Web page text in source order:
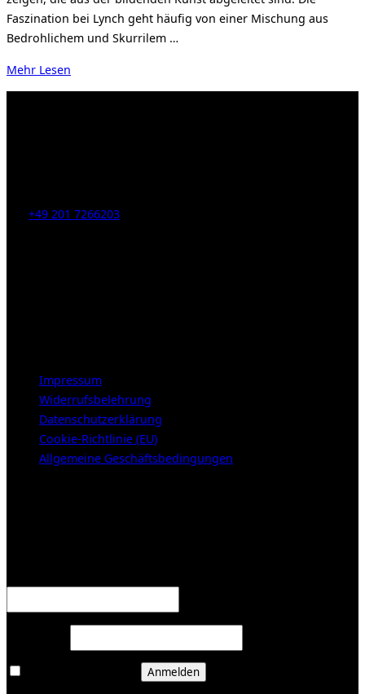
Faszination bei Lynch geht häufig von einer Mischung aus
Bedrohlichem und Skurrilem …
Mehr über
„David
Lesen
+49 201 7266203
Impressum
Widerrufsbelehrung
Datenschutzerklärung
Cookie-Richtlinie (EU)
Allgemeine Geschäftsbedingungen
Anmelden